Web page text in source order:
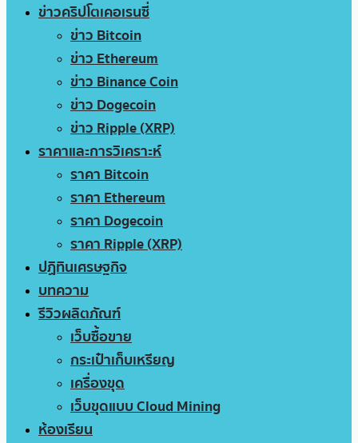
ข่าวคริปโตเคอเรนซี่
ข่าว Bitcoin
ข่าว Ethereum
ข่าว Binance Coin
ข่าว Dogecoin
ข่าว Ripple (XRP)
ราคาและการวิเคราะห์
ราคา Bitcoin
ราคา Ethereum
ราคา Dogecoin
ราคา Ripple (XRP)
ปฏิทินเศรษฐกิจ
บทความ
รีวิวผลิตภัณฑ์
เว็บซื้อขาย
กระเป๋าเก็บเหรียญ
เครื่องขุด
เว็บขุดแบบ Cloud Mining
ห้องเรียน